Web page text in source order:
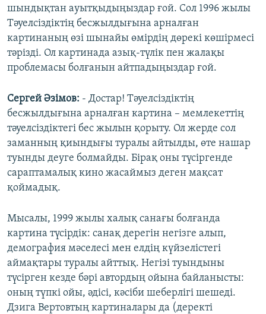
шындықтан ауытқыдыңыздар ғой. Сол 1996 жылы
Тәуелсіздіктің бесжылдығына арналған
картинаның өзі шынайы өмірдің дөрекі көшірмесі
тәрізді. Ол картинада азық-түлік пен жалақы
проблемасы болғанын айтпадыңыздар ғой.
Сергей Әзімов: - Достар! Тәуелсіздіктің
бесжылдығына арналған картина – мемлекеттің
тәуелсіздіктегі бес жылын қорыту. Ол жерде сол
заманның қиындығы туралы айтылды, өте нашар
туынды деуге болмайды. Бірақ оны түсіргенде
сараптамалық кино жасаймыз деген мақсат
қоймадық.
Мысалы, 1999 жылы халық санағы болғанда
картина түсірдік: санақ дерегін негізге алып,
демография мәселесі мен елдің күйзелістегі
аймақтары туралы айттық. Негізі туындыны
түсірген кезде бәрі автордың ойына байланысты:
оның түпкі ойы, әдісі, кәсіби шеберлігі шешеді.
Дзига Вертовтың картиналары да (деректі